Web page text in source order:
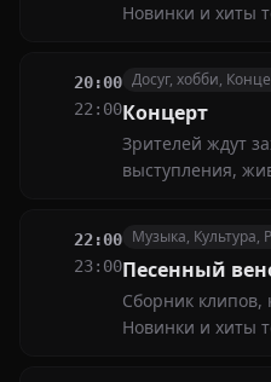
Новинки и хиты
20:00
22:00
Досуг, хобби,
Концерт
Зрителей ждут
выступления,
концерт по-
22:00
23:00
Музыка, Культура,
Песенный
Сборник
Новинки и хиты